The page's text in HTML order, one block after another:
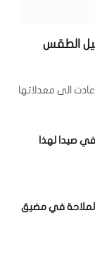
الطقس
الى معدلاتها
صيدا لهذا
الملاحة في مضيق